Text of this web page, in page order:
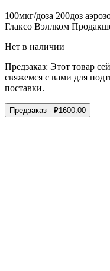
100мкг/доза 200доз
Глаксо Вэллком
Нет в наличии
Предзаказ: Этот товар
свяжемся с вами для
поставки.
Предзаказ - ₽1600.00